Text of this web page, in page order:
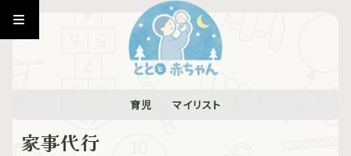
育児 マイリスト
家事代行